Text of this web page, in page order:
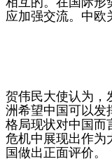
应加强交流。中欧
贺伟民大使认为，
洲希望中国可以发
格局现状对中国而
危机中展现出作为
国做出正面评价。